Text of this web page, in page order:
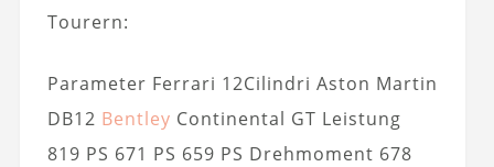
Tourern:
Parameter Ferrari 12Cilindri Aston Martin
DB12 Bentley Continental GT Leistung
819 PS 671 PS 659 PS Drehmoment 678